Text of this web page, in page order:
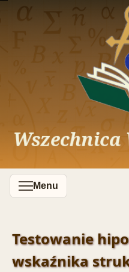
Menu
Testowanie
wskaźnika